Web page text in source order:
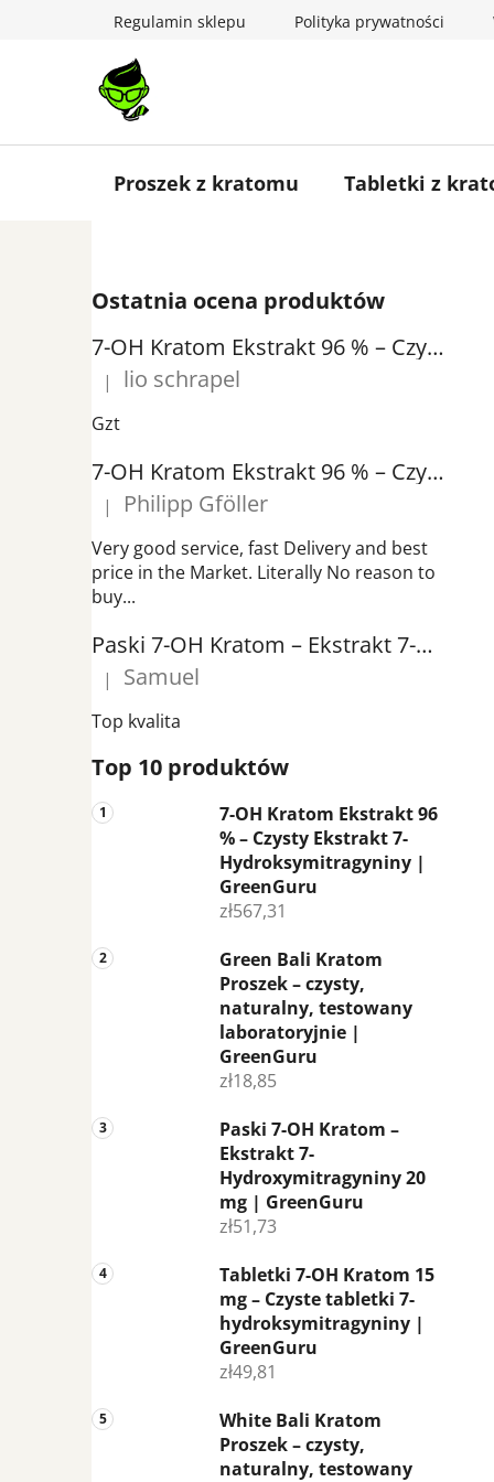
Regulamin sklepu Polityka prywatności
Proszek z kratomu Tabletki z
a
s
e
b
c
n
y
Ostatnia ocena produktów
7-OH Kratom Ekstrakt 96 % – Czysty Ekstrakt 7-Hydroksymitragyniny | GreenGuru
Ocena produktu to 5 na 5 gwiazdek.
| lio schrapel
Gzt
7-OH Kratom Ekstrakt 96 % – Czysty Ekstrakt 7-Hydroksymitragyniny | GreenGuru
Ocena produktu to 5 na 5 gwiazdek.
| Philipp Gföller
Very good service, fast Delivery and best
price in the Market. Literally No reason to
buy...
Paski 7-OH Kratom – Ekstrakt 7-Hydroxymitragyniny 20 mg | GreenGuru
Ocena produktu to 5 na 5 gwiazdek.
| Samuel
Top kvalita
Top 10 produktów
7-OH Kratom Ekstrakt 96
% – Czysty Ekstrakt 7-
Hydroksymitragyniny |
GreenGuru
zł567,31
Green Bali Kratom
Proszek – czysty,
naturalny, testowany
laboratoryjnie |
GreenGuru
zł18,85
Paski 7-OH Kratom –
Ekstrakt 7-
Hydroxymitragyniny 20
mg | GreenGuru
zł51,73
Tabletki 7-OH Kratom 15
mg – Czyste tabletki 7-
hydroksymitragyniny |
GreenGuru
zł49,81
White Bali Kratom
Proszek – czysty,
naturalny, testowany